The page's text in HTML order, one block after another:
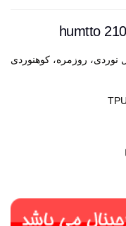
نوردی، روزمره، کوهنوردی